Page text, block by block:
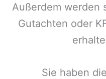
Außerdem werden
Gutachten oder
Sie haben